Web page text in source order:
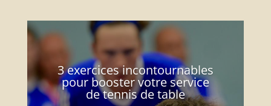
3 exercices incontournables
pour booster votre service
de tennis de table